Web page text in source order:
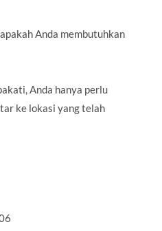
Anda membutuhkan
Anda hanya perlu
ke lokasi yang telah